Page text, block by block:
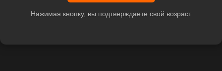
Нажимая кнопку, вы подтверждаете свой возраст